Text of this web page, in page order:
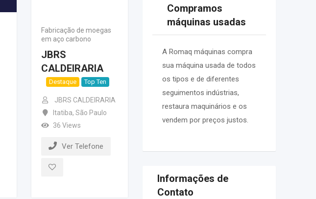
Fabricação de moegas
em aço carbono
JBRS
CALDEIRARIA
Destaque Top Ten
JBRS CALDEIRARIA
Itatiba, São Paulo
36 Views
Ver Telefone
Compramos
máquinas usadas
A Romaq máquinas compra
sua máquina usada de todos
os tipos e de diferentes
seguimentos indústrias,
restaura maquinários e os
vendem por preços justos.
Informações de
Contato